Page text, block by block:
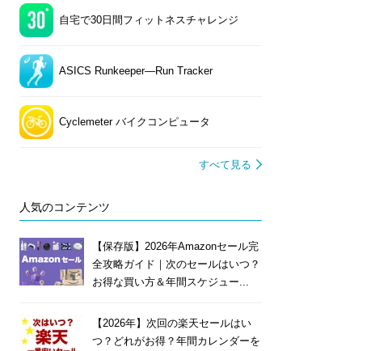
自宅で30日間フィットネスチャレンジ
ASICS Runkeeper—Run Tracker
Cyclemeter バイクコンピュータ
すべて見る
人気のコンテンツ
【保存版】2026年Amazonセール完
全攻略ガイド｜次のセールはいつ？
お得な買い方＆年間スケジュー...
【2026年】次回の楽天セールはい
つ？どれがお得？年間カレンダーを